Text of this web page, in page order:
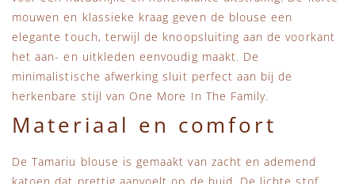
mouwen en klassieke kraag geven de blouse een
elegante touch, terwijl de knoopsluiting aan de voorkant
het aan- en uitkleden eenvoudig maakt. De
minimalistische afwerking sluit perfect aan bij de
herkenbare stijl van One More In The Family.
Materiaal en comfort
De Tamariu blouse is gemaakt van zacht en ademend
katoen dat prettig aanvoelt op de huid. De lichte stof